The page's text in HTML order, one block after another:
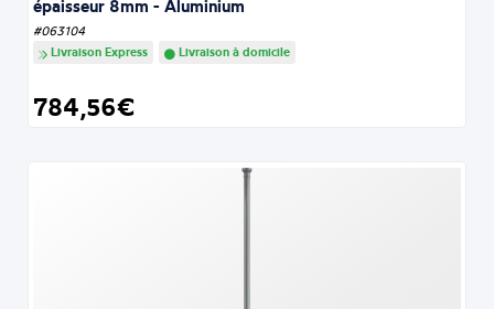
épaisseur 8mm - Aluminium
#063104
Livraison Express
Livraison à domicile
784,56€